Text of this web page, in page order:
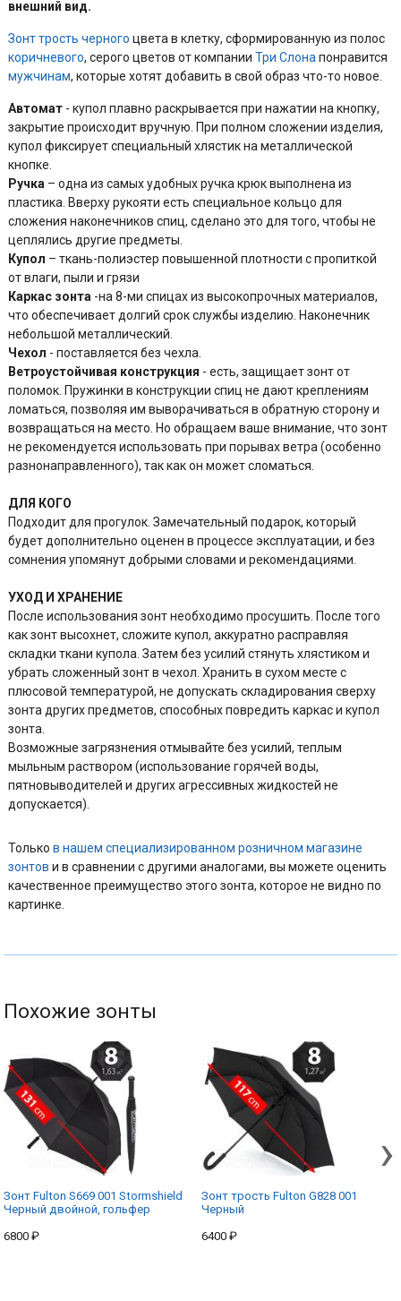
внешний вид.
Зонт трость черного цвета в клетку, сформированную из полос
коричневого, серого цветов от компанииТри Слона понравится
мужчинам, которые хотят добавить в свой образ что-то новое.
Автомат - купол плавно раскрывается при нажатии на кнопку,
закрытие происходит вручную. При полном сложении изделия,
купол фиксирует специальный хлястик на металлической
кнопке.
Ручка – одна из самых удобных ручка крюк выполнена из
пластика. Вверху рукояти есть специальное кольцо для
сложения наконечников спиц, сделано это для того, чтобы не
цеплялись другие предметы.
Купол – ткань-полиэстер повышенной плотности с пропиткой
от влаги, пыли и грязи
Каркас зонта -на 8-ми спицах из высокопрочных материалов,
что обеспечивает долгий срок службы изделию. Наконечник
небольшой металлический.
Чехол - поставляется без чехла.
Ветроустойчивая конструкция - есть, защищает зонт от
поломок. Пружинки в конструкции спиц не дают креплениям
ломаться, позволяя им выворачиваться в обратную сторону и
возвращаться на место. Но обращаем ваше внимание, что зонт
не рекомендуется использовать при порывах ветра (особенно
разнонаправленного), так как он может сломаться.
ДЛЯ КОГО
Подходит для прогулок. Замечательный подарок, который
будет дополнительно оценен в процессе эксплуатации, и без
сомнения упомянут добрыми словами и рекомендациями.
УХОД И ХРАНЕНИЕ
После использования зонт необходимо просушить. После того
как зонт высохнет, сложите купол, аккуратно расправляя
складки ткани купола. Затем без усилий стянуть хлястиком и
убрать сложенный зонт в чехол. Хранить в сухом месте с
плюсовой температурой, не допускать складирования сверху
зонта других предметов, способных повредить каркас и купол
зонта.
Возможные загрязнения отмывайте без усилий, теплым
мыльным раствором (использование горячей воды,
пятновыводителей и других агрессивных жидкостей не
допускается).
Тольков нашем специализированном розничном магазине
зонтов и в сравнении с другими аналогами, вы можете оценить
качественное преимущество этого зонта, которое не видно по
картинке.
Похожие зонты
Зонт Fulton S669 001 Stormshield
Черный двойной, гольфер
6800 ₽
Зонт трость Fulton G828 001
Черный
6400 ₽
›